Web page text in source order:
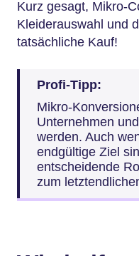
Kurz gesagt, Mikro-
Kleiderauswahl und
tatsächliche Kauf!
Profi-Tipp:
Mikro-
Unternehmen
werden. Auch
endgültige Ziel
entscheidende
zum